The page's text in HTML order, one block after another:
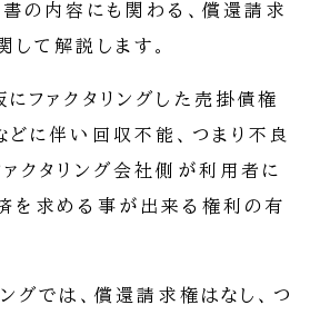
書の内容にも関わる、償還請求
て解説します。
ファクタリングした売掛債権
どに伴い回収不能、つまり不良
クタリング会社側が利用者に
を求める事が出来る権利の有
グでは、償還請求権はなし、つ